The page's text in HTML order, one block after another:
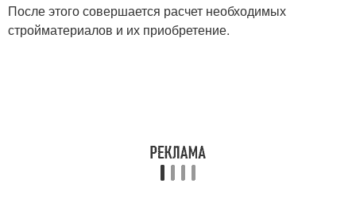
После этого совершается расчет необходимых
стройматериалов и их приобретение.